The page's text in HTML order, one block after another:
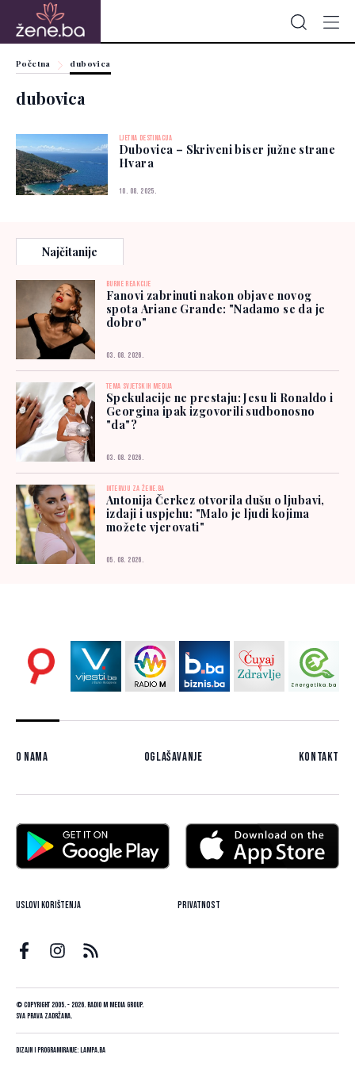
Početna dubovica
dubovica
LJETNA DESTINACIJA
Dubovica – Skriveni biser južne strane
Hvara
10. 08. 2025.
Najčitanije
BURNE REAKCIJE
Fanovi zabrinuti nakon objave novog
spota Ariane Grande: "Nadamo se da je
dobro"
03. 08. 2026.
TEMA SVJETSKIH MEDIJA
Spekulacije ne prestaju: Jesu li Ronaldo i
Georgina ipak izgovorili sudbonosno
"da"?
03. 08. 2026.
INTERVJU ZA ŽENE.BA
Antonija Čerkez otvorila dušu o ljubavi,
izdaji i uspjehu: "Malo je ljudi kojima
možete vjerovati"
05. 08. 2026.
O nama Oglašavanje Kontakt
Uslovi korištenja Privatnost
© Copyright 2005. - 2026. Radio M Media Group.
Sva prava zadržana.
Dizajn i programiranje:Lampa.ba